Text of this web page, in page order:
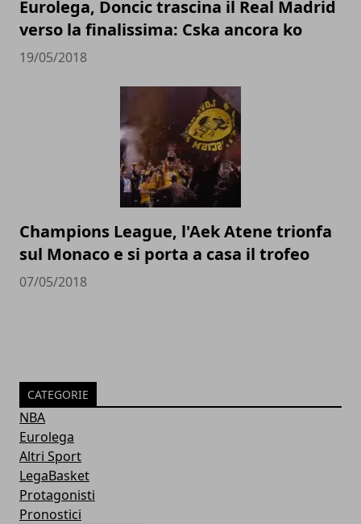
Eurolega, Doncic trascina il Real Madrid
verso la finalissima: Cska ancora ko
19/05/2018
Champions League, l'Aek Atene trionfa
sul Monaco e si porta a casa il trofeo
07/05/2018
CATEGORIE
NBA
Eurolega
Altri Sport
LegaBasket
Protagonisti
Pronostici